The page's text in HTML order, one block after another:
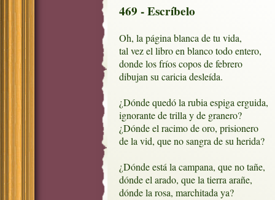
469 - Escríbelo
Oh, la página blanca de tu vida,
tal vez el libro en blanco todo entero,
donde los fríos copos de febrero
dibujan su caricia desleída.
¿Dónde quedó la rubia espiga erguida,
ignorante de trilla y de granero?
¿Dónde el racimo de oro, prisionero
de la vid, que no sangra de su herida?
¿Dónde está la campana, que no tañe,
dónde el arado, que la tierra arañe,
dónde la rosa, marchitada ya?